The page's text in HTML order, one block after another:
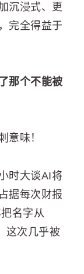
沉浸式、更
完全得益于
那个不能被
意味！
时大谈AI将
据每次财报
名字从
这次几乎被